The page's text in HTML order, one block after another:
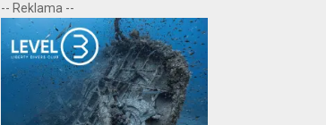
-- Reklama --